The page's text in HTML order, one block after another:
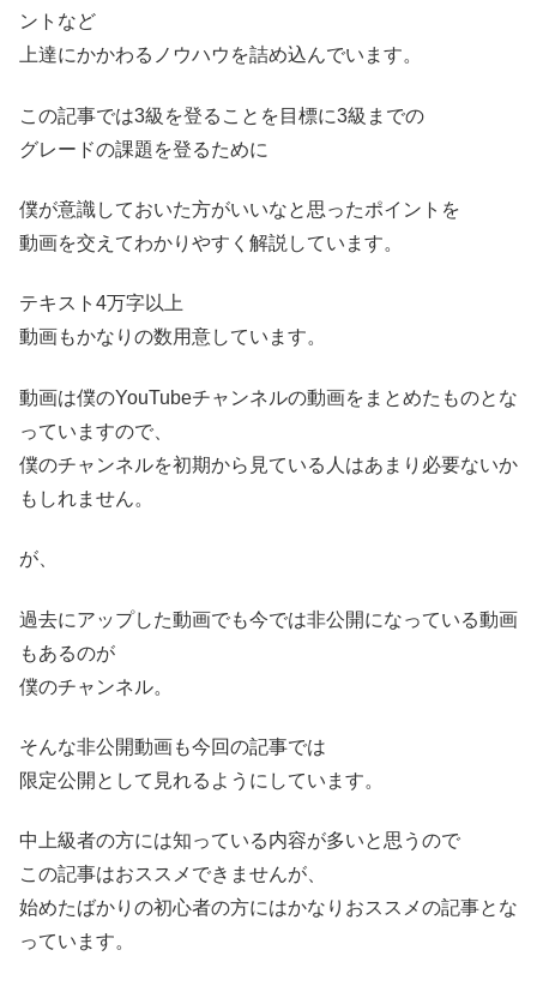
ントなど
上達にかかわるノウハウを詰め込んでいます。
この記事では3級を登ることを目標に3級までの
グレードの課題を登るために
僕が意識しておいた方がいいなと思ったポイントを
動画を交えてわかりやすく解説しています。
テキスト4万字以上
動画もかなりの数用意しています。
動画は僕のYouTubeチャンネルの動画をまとめたものとな
っていますので、
僕のチャンネルを初期から見ている人はあまり必要ないか
もしれません。
が、
過去にアップした動画でも今では非公開になっている動画
もあるのが
僕のチャンネル。
そんな非公開動画も今回の記事では
限定公開として見れるようにしています。
中上級者の方には知っている内容が多いと思うので
この記事はおススメできませんが、
始めたばかりの初心者の方にはかなりおススメの記事とな
っています。